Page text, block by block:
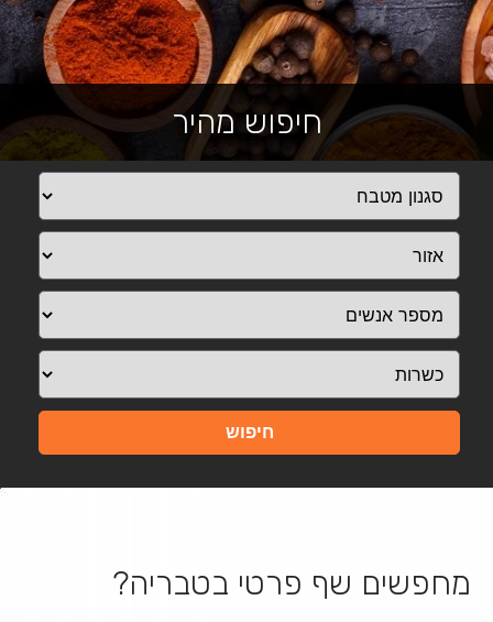
חיפוש מהיר
חיפוש
מחפשים שף פרטי בטבריה?